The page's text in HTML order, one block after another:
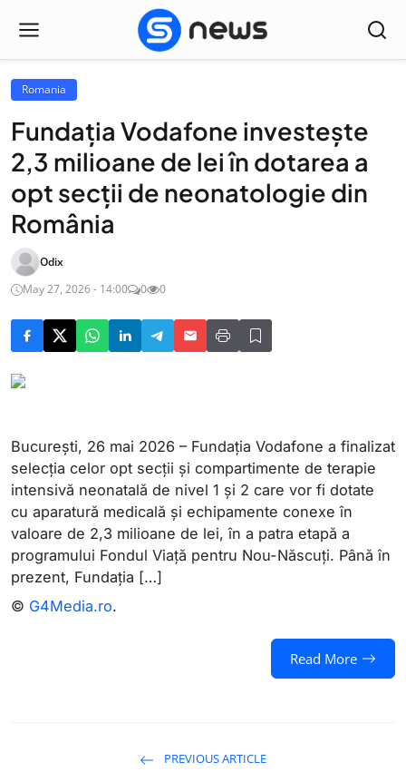
Romania
Fundația Vodafone investește
2,3 milioane de lei în dotarea a
opt secții de neonatologie din
România
Odix
May 27, 2026 - 14:00
0 0
București, 26 mai 2026 – Fundația Vodafone a finalizat
selecția celor opt secții și compartimente de terapie
intensivă neonatală de nivel 1 și 2 care vor fi dotate
cu aparatură medicală și echipamente conexe în
valoare de 2,3 milioane de lei, în a patra etapă a
programului Fondul Viață pentru Nou-Născuți. Până în
prezent, Fundația […]
© G4Media.ro.
Read More
PREVIOUS ARTICLE